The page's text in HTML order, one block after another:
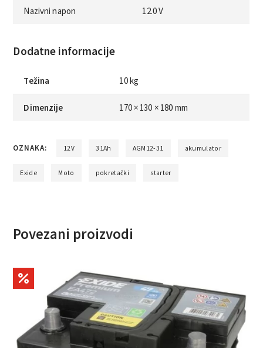
Nazivni napon 12.0 V
Dodatne informacije
Težina 10 kg
Dimenzije 170 × 130 × 180 mm
OZNAKA: 12V 31Ah AGM12-31 akumulator
Exide Moto pokretački starter
Povezani proizvodi